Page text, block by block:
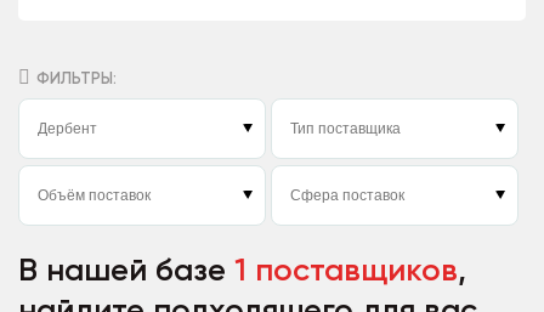
ФИЛЬТРЫ:
В нашей базе 1 поставщиков,